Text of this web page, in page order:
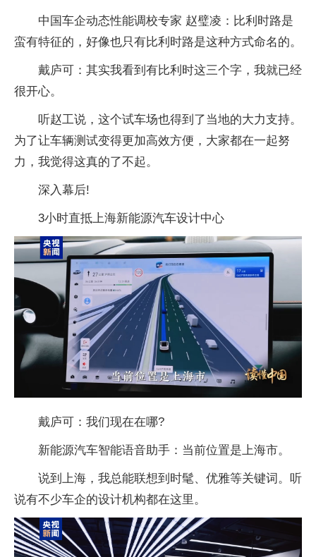
中国车企动态性能调校专家 赵璧凌：比利时路是
蛮有特征的，好像也只有比利时路是这种方式命名的。
戴庐可：其实我看到有比利时这三个字，我就已经
很开心。
听赵工说，这个试车场也得到了当地的大力支持。
为了让车辆测试变得更加高效方便，大家都在一起努
力，我觉得这真的了不起。
深入幕后!
3小时直抵上海新能源汽车设计中心
戴庐可：我们现在在哪?
新能源汽车智能语音助手：当前位置是上海市。
说到上海，我总能联想到时髦、优雅等关键词。听
说有不少车企的设计机构都在这里。